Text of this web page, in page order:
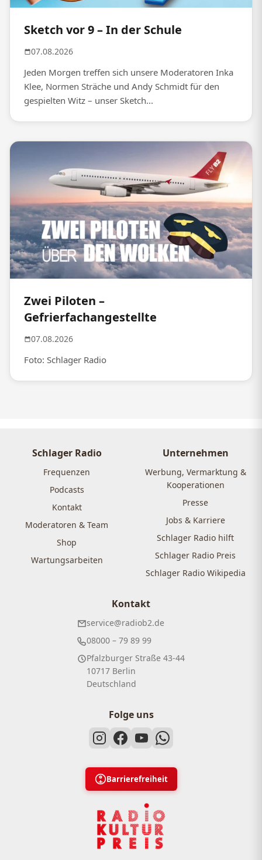
Sketch vor 9 – In der Schule
07.08.2026
Jeden Morgen treffen sich unsere Moderatoren Inka
Klee, Normen Sträche und Andy Schmidt für den
gespielten Witz – unser Sketch...
Zwei Piloten –
Gefrierfachangestellte
07.08.2026
Foto: Schlager Radio
Schlager Radio
Frequenzen
Podcasts
Kontakt
Moderatoren & Team
Shop
Wartungsarbeiten
Unternehmen
Werbung, Vermarktung &
Kooperationen
Presse
Jobs & Karriere
Schlager Radio hilft
Schlager Radio Preis
Schlager Radio Wikipedia
Kontakt
service@radiob2.de
08000 – 79 89 99
Pfalzburger Straße 43-44
10717 Berlin
Deutschland
Folge uns
Barrierefreiheit